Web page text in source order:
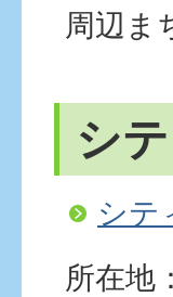
周辺ま
シ
シテ
所在地